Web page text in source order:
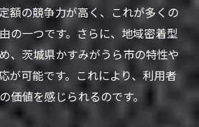
ェックリスト活用法
めるコミュニケーションの重要
事例から学ぶ成功の秘訣
額の競争力が高く、これが多くの
の一つです。さらに、地域密着型
、茨城県かすみがうら市の特性や
が可能です。これにより、利用者
価値を感じられるのです。